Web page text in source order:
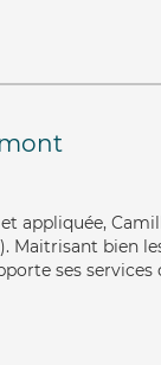
appliquée,
Maitrisant bien
ses